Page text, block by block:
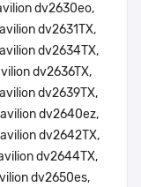
dv2630eo,
dv2631TX,
dv2634TX,
dv2636TX,
dv2639TX,
dv2640ez,
dv2642TX,
dv2644TX,
dv2650es,